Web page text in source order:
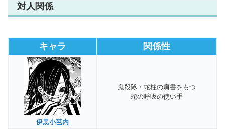
対人関係
キャラ 関係性
伊黒小芭内
鬼殺隊・蛇柱の肩書をもつ
蛇の呼吸の使い手